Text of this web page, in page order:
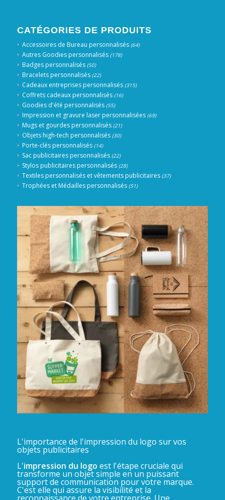
CATÉGORIES DE PRODUITS
Accessoires de Bureau personnalisés (64)
Autres Goodies personnalisés (178)
Badges personnalisés (50)
Bracelets personnalisés (22)
Cadeaux entreprises personnalisés (315)
Coffrets cadeaux personnalisés (16)
Goodies d'été personnalisés (55)
Impression et gravure laser personnalisées (69)
Mugs et gourdes personnalisés (21)
Objets high-tech personnalisés (30)
Porte-clés personnalisés (14)
Sac publicitaires personnalisés (22)
Stylos publicitaires personnalisés (28)
Textiles personnalisés et vêtements publicitaires (37)
Trophées et Médailles personnalisés (51)
L'importance de l'impression du logo sur vos
objets publicitaires
L'impression du logo est l'étape cruciale qui
transforme un objet simple en un puissant
support de communication pour votre marque.
C'est elle qui assure la visibilité et la